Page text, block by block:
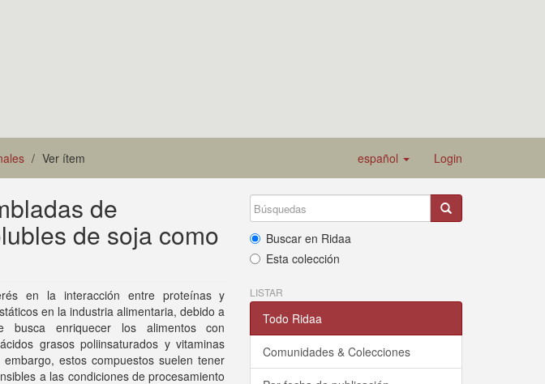
Ver ítem español Login
de
de soja como
en la interacción entre proteínas y
en la industria alimentaria, debido a
busca enriquecer los alimentos con
grasos poliinsaturados y vitaminas
estos compuestos suelen tener
a las condiciones de procesamiento
Buscar en Ridaa
Esta colección
LISTAR
Todo Ridaa
Comunidades & Colecciones